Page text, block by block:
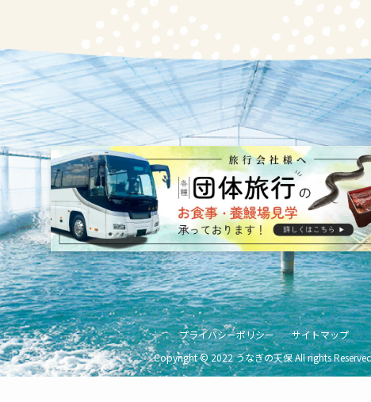
プライバシーポリシー
サイトマップ
Copyright©2022 うなぎの天保 All rights